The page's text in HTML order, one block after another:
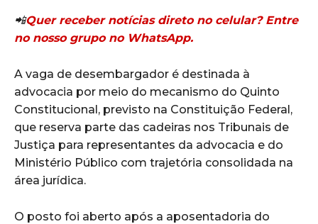
📲Quer receber notícias direto no celular? Entre
no nosso grupo no WhatsApp.
A vaga de desembargador é destinada à
advocacia por meio do mecanismo do Quinto
Constitucional, previsto na Constituição Federal,
que reserva parte das cadeiras nos Tribunais de
Justiça para representantes da advocacia e do
Ministério Público com trajetória consolidada na
área jurídica.
O posto foi aberto após a aposentadoria do